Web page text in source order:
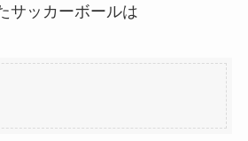
サッカーボールは